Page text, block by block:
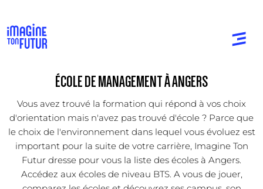
ÉCOLE DE MANAGEMENT À ANGERS
Vous avez trouvé la formation qui répond à vos choix
d'orientation mais n'avez pas trouvé d'école ? Parce que
le choix de l'environnement dans lequel vous évoluez est
important pour la suite de votre carrière, Imagine Ton
Futur dresse pour vous la liste des écoles à Angers.
Accédez aux écoles de niveau BTS. A vous de jouer,